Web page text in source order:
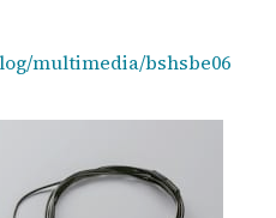
multimedia/bshsbe06